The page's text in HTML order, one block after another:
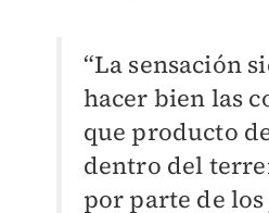
“La sensación
hacer bien las
que producto
dentro del
por parte de